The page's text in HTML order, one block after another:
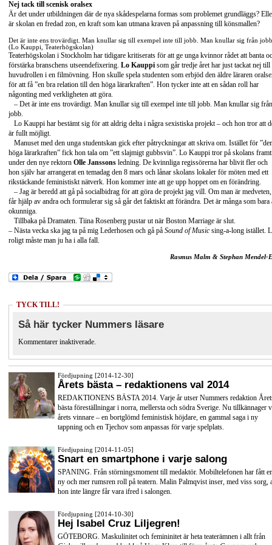
Nej tack till scenisk oralsex
Är det under utbildningen där de nya skådespelarna formas som problemet grundläggs?
är skolan en fredad zon, en kraft som kan utmana kraven på anpassning till könsmallen?
Det är inte ens trovärdigt. Man knullar sig till exempel inte till jobb. Man knullar sig från
(Lo Kauppi, Teaterhögskolan)
Teaterhögskolan i Stockholm har tidigare kritiserats för att ge unga kvinnor rådet att banta
förstärka branschens utseendefixering. Lo Kauppi som går tredje året har just tackat nej till
huvudrollen i en filmövning. Hon skulle spela studenten som erbjöd den äldre läraren
för att få ”en bra relation till den höga lärarkraften”. Hon tycker inte att en sådan roll har
någonting med verkligheten att göra.
– Det är inte ens trovärdigt. Man knullar sig till exempel inte till jobb. Man knullar sig från
jobb.
Lo Kauppi har bestämt sig för att aldrig delta i några sexistiska projekt – och hon tror att
är fullt möjligt.
Manuset med den unga studentskan gick efter påtryckningar att skriva om. Istället för
höga lärarkraften” fick hon tala om ”ett slajmigt gubbsvin”. Lo Kauppi tror på skolans
under den nye rektorn Olle Janssons ledning. De kvinnliga regissörerna har blivit fler och
hon själv har arrangerat en temadag den 8 mars och lånar skolans lokaler för möten med ett
rikstäckande feministiskt nätverk. Hon kommer inte att ge upp hoppet om en förändring.
– Jag är beredd att gå på socialbidrag för att göra de projekt jag vill. Om man är medveten,
får hjälp av andra och formulerar sig så går det faktiskt att förändra. Det är många som bara
okunniga.
Tillbaka på Dramaten. Tiina Rosenberg pustar ut när Boston Marriage är slut.
– Nästa vecka ska jag ta på mig Lederhosen och gå på Sound of Musicsing-a-long istället.
roligt måste man ju ha i alla fall.
Rasmus Malm & Stephan Mendel-
TYCK TILL!
Så här tycker Nummers läsare
Kommentarer inaktiverade.
Fördjupning [2014-12-30]
Årets bästa – redaktionens val 2014
REDAKTIONENS BÄSTA 2014. Varje år utser Nummers redaktion
bästa föreställningar i norra, mellersta och södra Sverige. Nu tillkännager
årets vinnare – en bortglömd feministisk höjdare, en gammal saga i ny
tappning och en Tjechov som anpassas för varje spelplats.
Fördjupning [2014-11-05]
Snart en smartphone i varje salong
SPANING. Från störningsmoment till medaktör. Mobiltelefonen har fått
ny och mer rumsren roll på teatern. Malin Palmqvist inser, med viss sorg,
hon inte längre får vara ifred i salongen.
Fördjupning [2014-10-30]
Hej Isabel Cruz Liljegren!
GÖTEBORG. Maskulinitet och femininitet är heta teaterämnen i allt från